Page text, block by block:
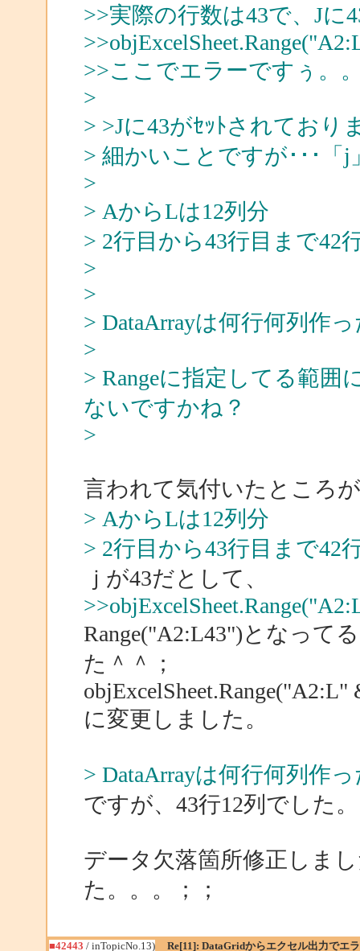
>>実際の行数は43で、Jに
>>ここでエラーですぅ。
>
> >Jに43がｾｯﾄされており
> 細かいことですが･･･「j
>
> AからLは12列分
> 2行目から43行目まで42
>
>
> DataArrayは何行何列作
>
> Rangeに指定してる範囲
ないですかね？
>
言われて気付いたところ
> AからLは12列分
> 2行目から43行目まで42
ｊが43だとして、
Range("A2:L43")となって
た＾＾；
に変更しました。
> DataArrayは何行何列作
ですが、43行12列でした。
データ欠落箇所修正しま
た。。。；；
■42443 / inTopicNo.13) Re[11]: DataGridからエクセル出力でエ